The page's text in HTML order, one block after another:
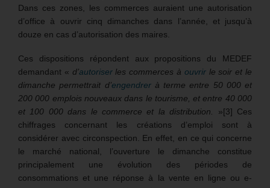
Dans ces zones, les commerces auraient une autorisation
d’office à ouvrir cinq dimanches dans l’année, et jusqu’à
douze en cas d’autorisation des maires.
Ces dispositions répondent aux propositions du MEDEF
demandant « d’autoriserles commerces à ouvrirle soir et le
dimanche permettrait d’engendrerà terme entre 50 000 et
200 000 emplois nouveaux dans le tourisme, et entre 40 000
et 100 000 dans le commerce et la distribution.
»[3] Ces
chiffrages concernant les créations d’emploi sont à
considérer avec circonspection. En effet, en ce qui concerne
le marché national, l’ouverture le dimanche constitue
principalement une évolution des périodes de
consommations et une réponse à la vente en ligne ou e-